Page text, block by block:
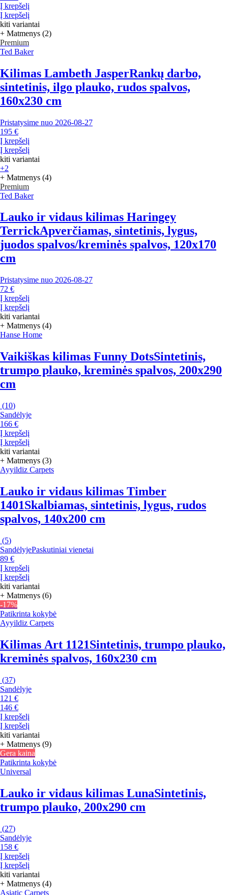
Į krepšelį
Į krepšelį
kiti variantai
+ Matmenys (2)
Premium
Ted Baker
Kilimas Lambeth JasperRankų darbo,
sintetinis, ilgo plauko, rudos spalvos,
160x230 cm
Pristatysime nuo 2026‑08‑27
195 €
Į krepšelį
Į krepšelį
kiti variantai
+2
+ Matmenys (4)
Premium
Ted Baker
Lauko ir vidaus kilimas Haringey
TerrickApverčiamas, sintetinis, lygus,
juodos spalvos/kreminės spalvos, 120x170
cm
Pristatysime nuo 2026‑08‑27
72 €
Į krepšelį
Į krepšelį
kiti variantai
+ Matmenys (4)
Hanse Home
Vaikiškas kilimas Funny DotsSintetinis,
trumpo plauko, kreminės spalvos, 200x290
cm
(10)
Sandėlyje
166 €
Į krepšelį
Į krepšelį
kiti variantai
+ Matmenys (3)
Ayyildiz Carpets
Lauko ir vidaus kilimas Timber
1401Skalbiamas, sintetinis, lygus, rudos
spalvos, 140x200 cm
(5)
SandėlyjePaskutiniai vienetai
89 €
Į krepšelį
Į krepšelį
kiti variantai
+ Matmenys (6)
-17%
Patikrinta kokybė
Ayyildiz Carpets
Kilimas Art 1121Sintetinis, trumpo plauko,
kreminės spalvos, 160x230 cm
(37)
Sandėlyje
121 €
146 €
Į krepšelį
Į krepšelį
kiti variantai
+ Matmenys (9)
Gera kaina
Patikrinta kokybė
Universal
Lauko ir vidaus kilimas LunaSintetinis,
trumpo plauko, 200x290 cm
(27)
Sandėlyje
158 €
Į krepšelį
Į krepšelį
kiti variantai
+ Matmenys (4)
Asiatic Carpets